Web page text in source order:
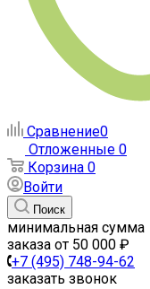
Сравнение0
Отложенные 0
Корзина 0
Войти
Поиск
минимальная сумма
заказа от 50 000 ₽
+7 (495) 748-94-62
заказать звонок